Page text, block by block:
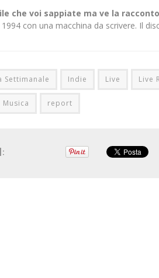
che voi sappiate ma ve la
con una macchina da scrivere. Il
Settimanale Indie Live Live
Musica report